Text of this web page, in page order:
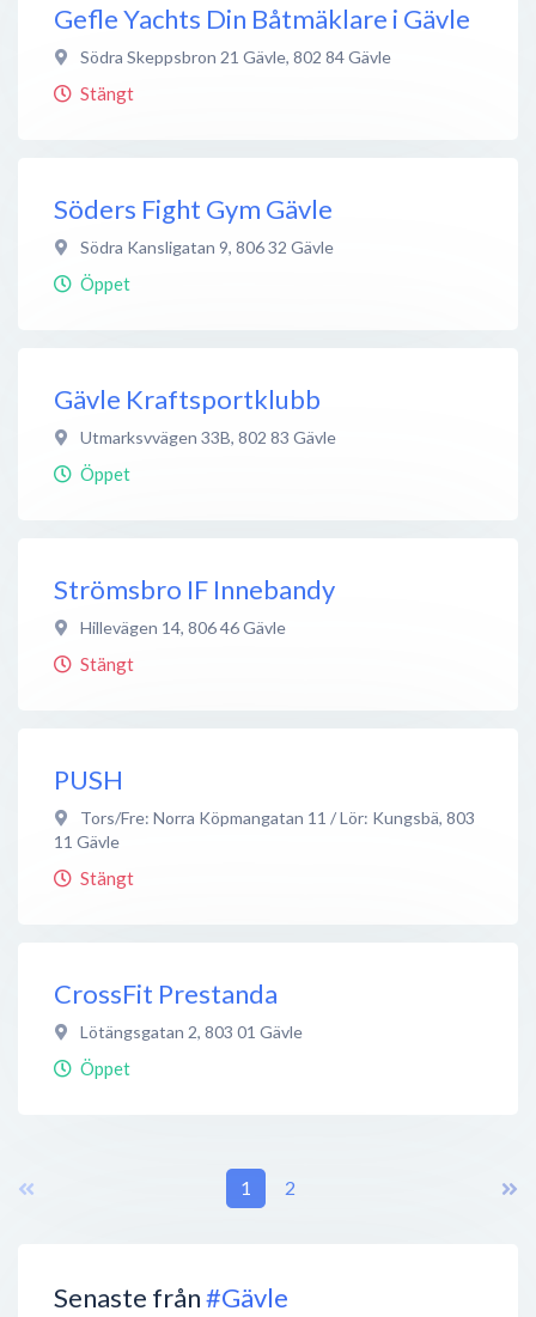
Senaste från#Gävle
Gefle Yachts Din Båtmäklare i Gävle
Södra Skeppsbron 21 Gävle, 802 84Gävle
Stängt
Söders Fight Gym Gävle
Södra Kansligatan 9, 806 32 Gävle
Öppet
Gävle Kraftsportklubb
Utmarksvvägen 33B, 802 83 Gävle
Öppet
Strömsbro IF Innebandy
Hillevägen 14, 806 46Gävle
Stängt
PUSH
Tors/Fre: Norra Köpmangatan 11 / Lör: Kungsbä, 803
11 Gävle
Stängt
CrossFit Prestanda
Lötängsgatan 2, 803 01 Gävle
Öppet
1 2